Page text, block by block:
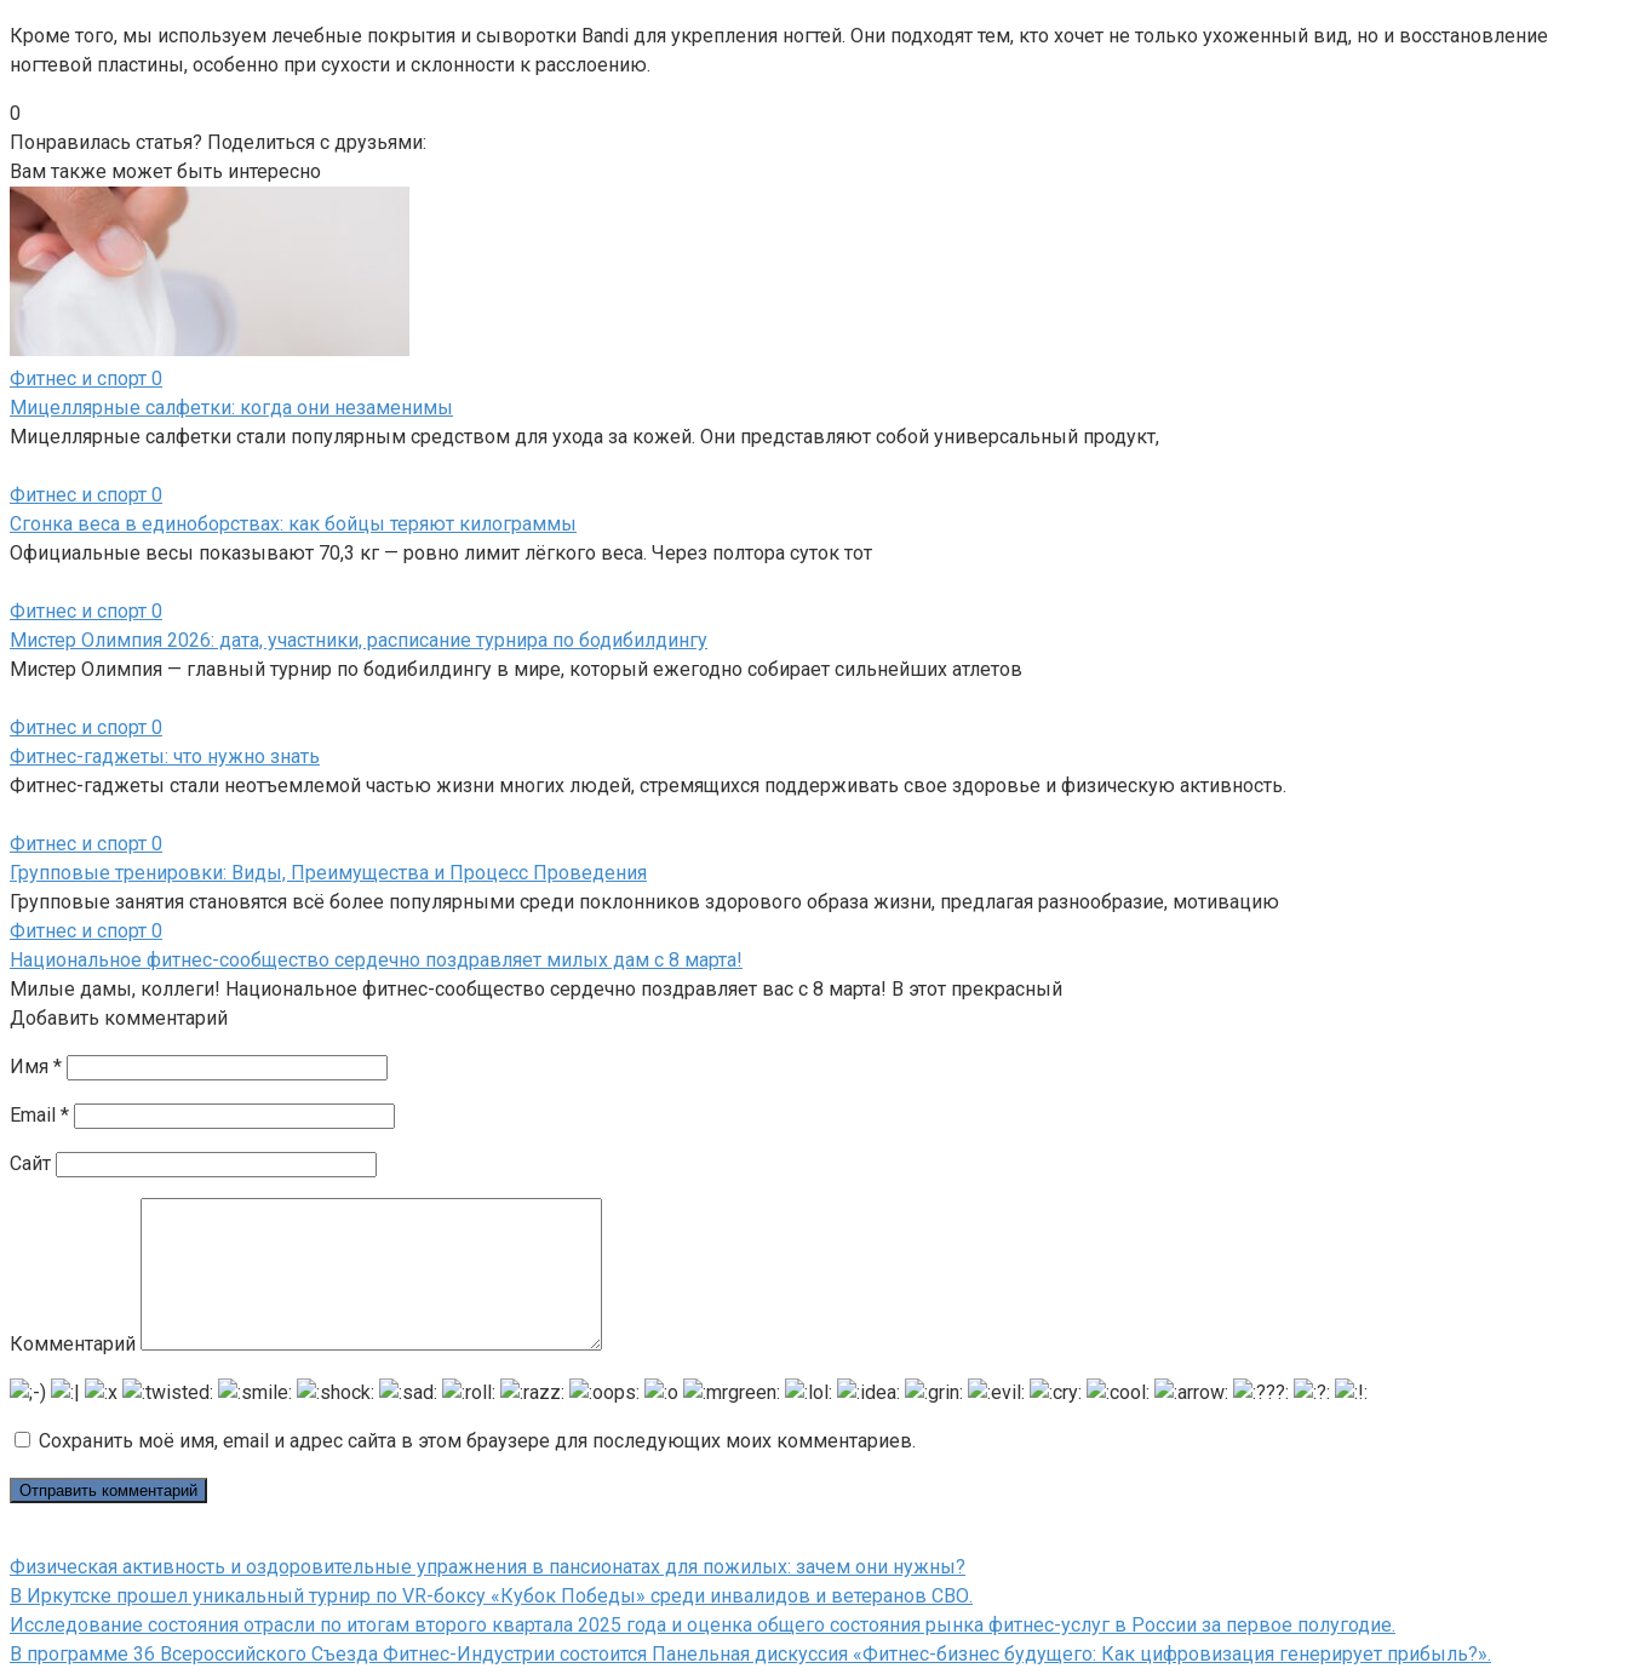
Кроме того, мы используем лечебные покрытия и сыворотки Bandi для укрепления ногтей. Они подходят тем, кто хочет не только ухоженный вид, но и восстановление
ногтевой пластины, особенно при сухости и склонности к расслоению.
0
Понравилась статья? Поделиться с друзьями:
Вам также может быть интересно
Фитнес и спорт 0
Мицеллярные салфетки: когда они незаменимы
Мицеллярные салфетки стали популярным средством для ухода за кожей. Они представляют собой универсальный продукт,
Фитнес и спорт 0
Сгонка веса в единоборствах: как бойцы теряют килограммы
Официальные весы показывают 70,3 кг — ровно лимит лёгкого веса. Через полтора суток тот
Фитнес и спорт 0
Мистер Олимпия 2026: дата, участники, расписание турнира по бодибилдингу
Мистер Олимпия — главный турнир по бодибилдингу в мире, который ежегодно собирает сильнейших атлетов
Фитнес и спорт 0
Фитнес-гаджеты: что нужно знать
Фитнес-гаджеты стали неотъемлемой частью жизни многих людей, стремящихся поддерживать свое здоровье и физическую активность.
Фитнес и спорт 0
Групповые тренировки: Виды, Преимущества и Процесс Проведения
Групповые занятия становятся всё более популярными среди поклонников здорового образа жизни, предлагая разнообразие, мотивацию
Фитнес и спорт 0
Национальное фитнес-сообщество сердечно поздравляет милых дам с 8 марта!
Милые дамы, коллеги! Национальное фитнес-сообщество сердечно поздравляет вас с 8 марта! В этот прекрасный
Добавить комментарий
Имя *
Email *
Сайт
Комментарий
Сохранить моё имя, email и адрес сайта в этом браузере для последующих моих комментариев.
Физическая активность и оздоровительные упражнения в пансионатах для пожилых: зачем они нужны?
В Иркутске прошел уникальный турнир по VR-боксу «Кубок Победы» среди инвалидов и ветеранов СВО.
Исследование состояния отрасли по итогам второго квартала 2025 года и оценка общего состояния рынка фитнес-услуг в России за первое полугодие.
В программе 36 Всероссийского Съезда Фитнес-Индустрии состоится Панельная дискуссия «Фитнес-бизнес будущего: Как цифровизация генерирует прибыль?».